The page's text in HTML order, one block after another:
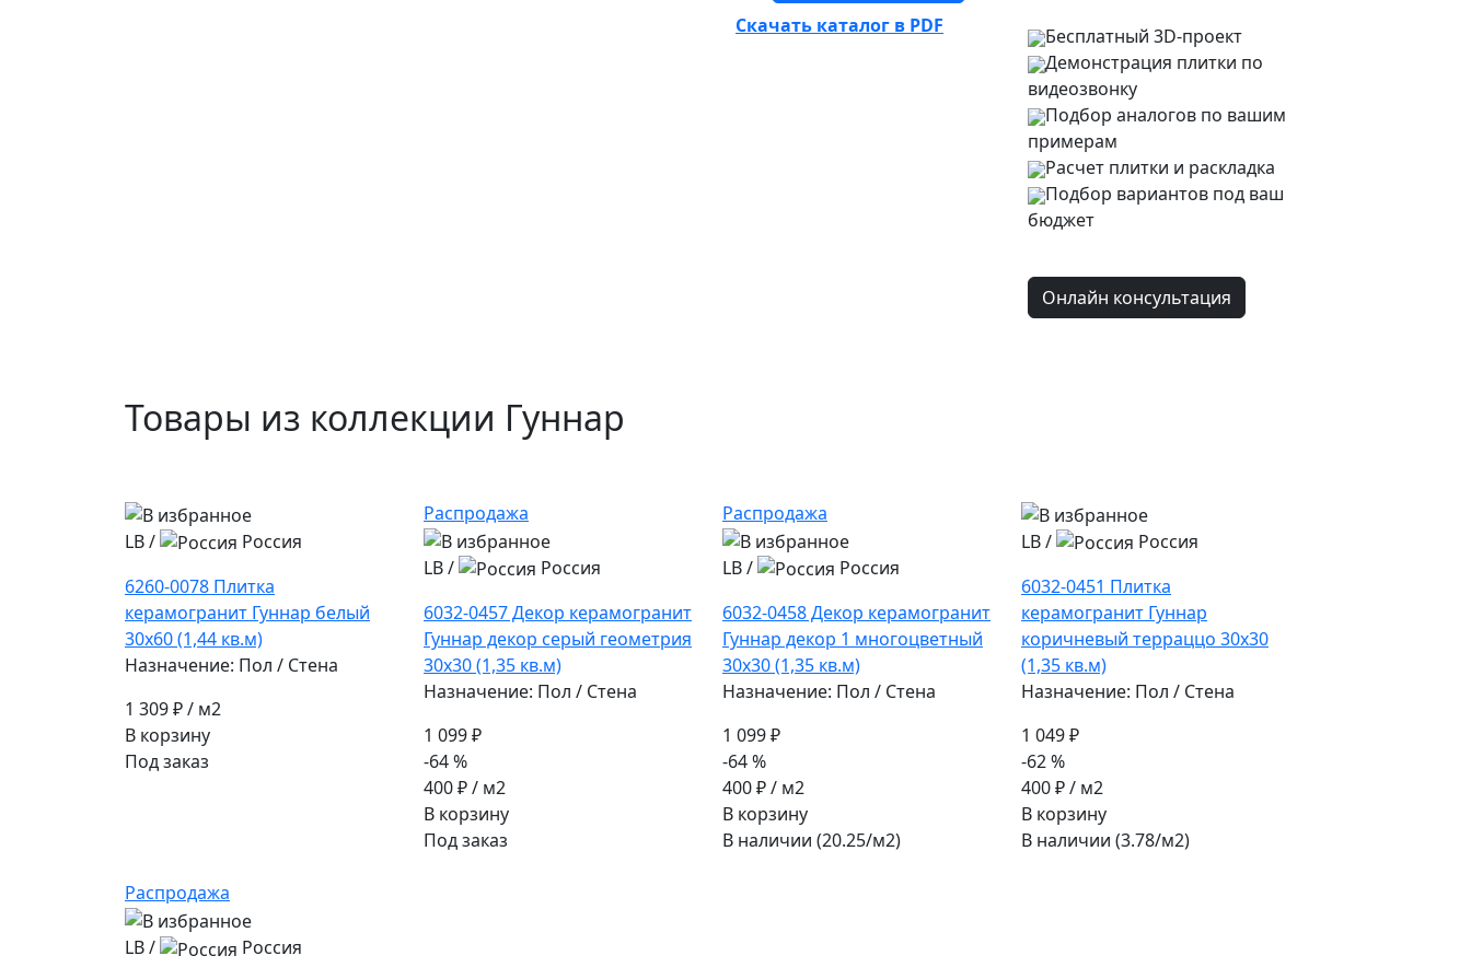
Скачать каталог в PDF
Бесплатный 3D-проект
Демонстрация плитки по
видеозвонку
Подбор аналогов по вашим
примерам
Расчет плитки и раскладка
Подбор вариантов под ваш
бюджет
Онлайн консультация
Товары из коллекции Гуннар
LB/
Россия
6260-0078 Плитка
керамогранит Гуннар белый
30х60 (1,44 кв.м)
Назначение: Пол / Стена
1 309 ₽/ м2
В корзину
Под заказ
Распродажа
LB/
Россия
6032-0457 Декор керамогранит
Гуннар декор серый геометрия
30х30 (1,35 кв.м)
Назначение: Пол / Стена
1 099 ₽
-64 %
400 ₽/ м2
В корзину
Под заказ
Распродажа
LB/
Россия
6032-0458 Декор керамогранит
Гуннар декор 1 многоцветный
30х30 (1,35 кв.м)
Назначение: Пол / Стена
1 099 ₽
-64 %
400 ₽/ м2
В корзину
В наличии (20.25/м2)
LB/
Россия
6032-0451 Плитка
керамогранит Гуннар
коричневый терраццо 30х30
(1,35 кв.м)
Назначение: Пол / Стена
1 049 ₽
-62 %
400 ₽/ м2
В корзину
В наличии (3.78/м2)
Распродажа
LB/
Россия